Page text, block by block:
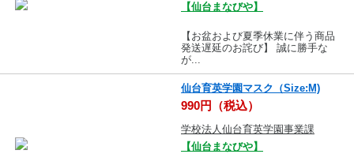
【仙台まなびや】
【お盆および夏季休業に伴う商品
発送遅延のお詫び】 誠に勝手な
が...
仙台育英学園マスク（Size:M)
990円（税込）
学校法人仙台育英学園事業課
【仙台まなびや】